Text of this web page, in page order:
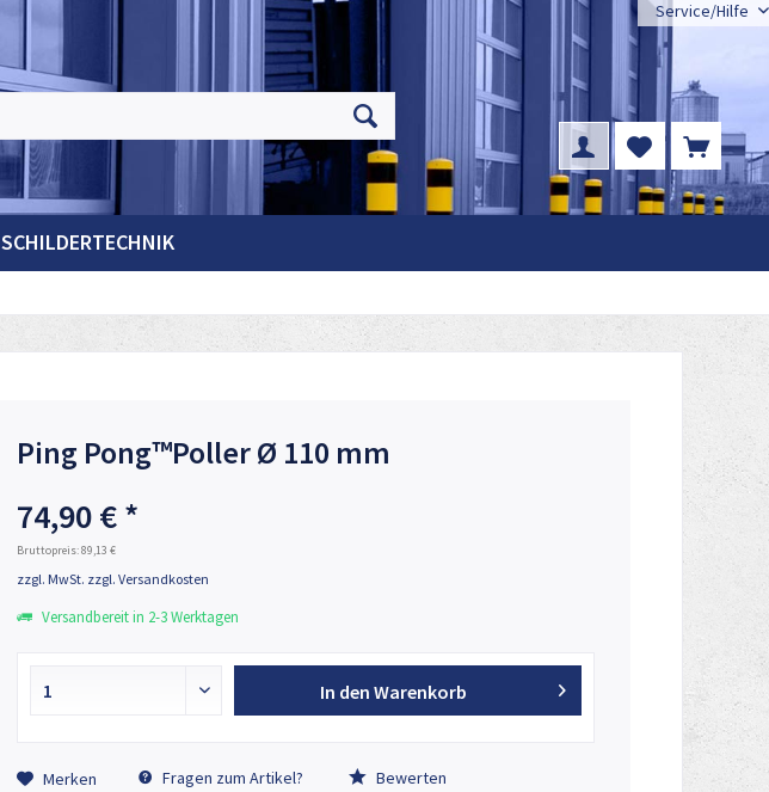
Service/Hilfe
SCHILDERTECHNIK
Ping Pong™Poller Ø 110 mm
74,90 € *
Bruttopreis: 89,13 €
zzgl. MwSt. zzgl. Versandkosten
Versandbereit in 2-3 Werktagen
In den Warenkorb
Merken Fragen zum Artikel? Bewerten